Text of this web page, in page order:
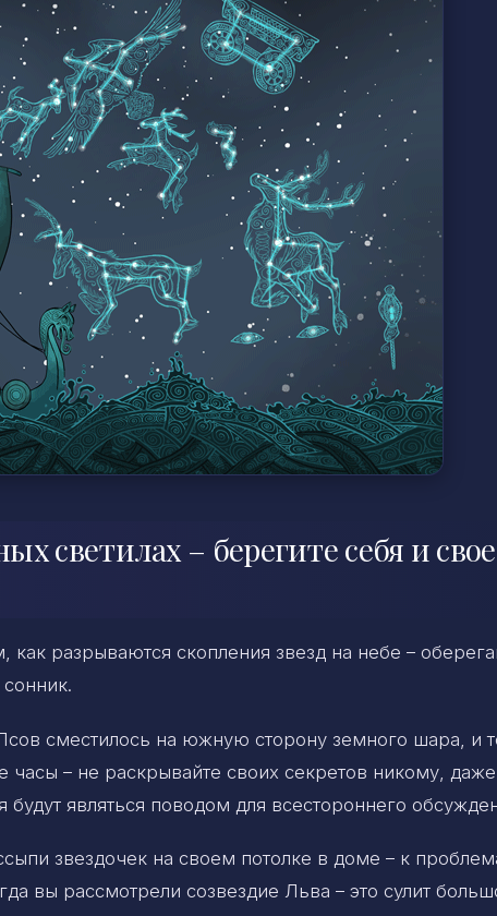
светилах – берегите себя и свое
как разрываются скопления звезд на небе –
сместилось на южную сторону земного шара, и
– не раскрывайте своих секретов никому, даже
являться поводом для всестороннего
звездочек на своем потолке в доме – к
вы рассмотрели созвездие Льва – это сулит